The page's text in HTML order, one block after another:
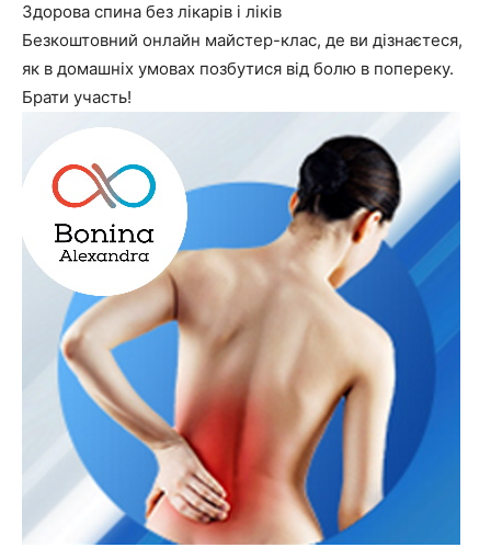
Здорова спина без лікарів і ліків
Безкоштовний онлайн майстер-клас, де ви дізнаєтеся,
як в домашніх умовах позбутися від болю в попереку.
Брати участь!